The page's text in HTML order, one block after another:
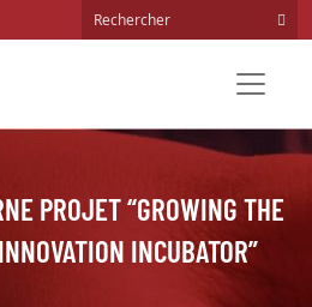
PROJET “GROWING THE
INCUBATOR”